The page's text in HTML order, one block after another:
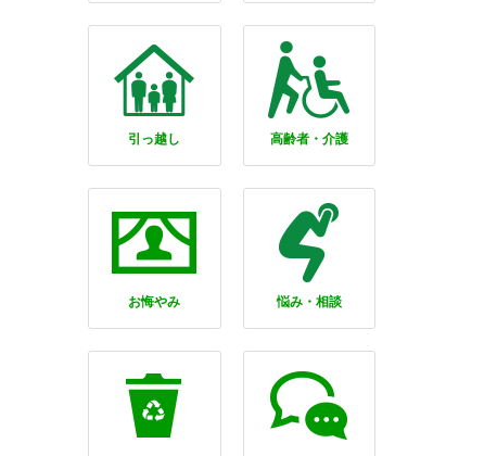
引っ越し 高齢者・介護
お悔やみ 悩み・相談